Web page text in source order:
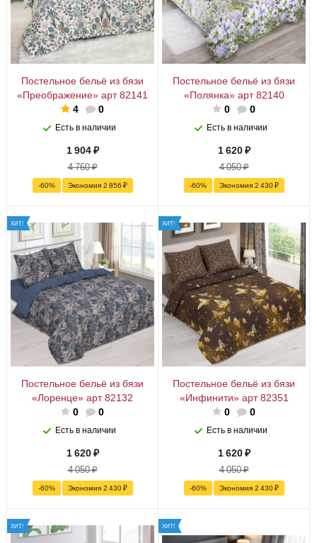
Постельное бельё из бязи
«Преображение» арт 82141
4
0
Есть в наличии
1 904₽
4 760₽
-60% Экономия 2 856 ₽
Постельное бельё из бязи
«Полянка» арт 82140
0
0
Есть в наличии
1 620₽
4 050₽
-60% Экономия 2 430₽
ХИТ!
Постельное бельё из бязи
«Лоренце» арт 82132
0
0
Есть в наличии
1 620₽
4 050₽
-60% Экономия 2 430₽
ХИТ!
Постельное бельё из бязи
«Инфинити» арт 82351
0
0
Есть в наличии
1 620₽
4 050₽
-60% Экономия 2 430₽
ХИТ! ХИТ!